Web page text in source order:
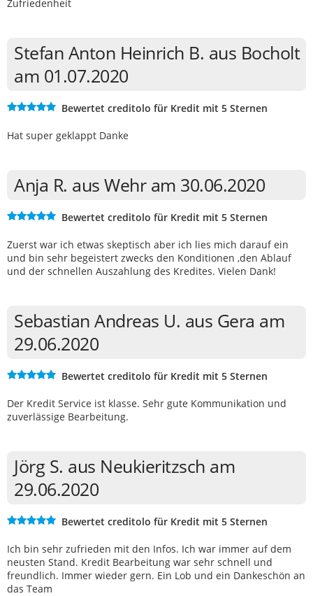
Zufriedenheit
Stefan Anton Heinrich B. aus Bocholt
am 01.07.2020
Bewertet creditolo für Kredit mit 5 Sternen
Hat super geklappt Danke
Anja R. aus Wehr am 30.06.2020
Bewertet creditolo für Kredit mit 5 Sternen
Zuerst war ich etwas skeptisch aber ich lies mich darauf ein
und bin sehr begeistert zwecks den Konditionen ,den Ablauf
und der schnellen Auszahlung des Kredites. Vielen Dank!
Sebastian Andreas U. aus Gera am
29.06.2020
Bewertet creditolo für Kredit mit 5 Sternen
Der Kredit Service ist klasse. Sehr gute Kommunikation und
zuverlässige Bearbeitung.
Jörg S. aus Neukieritzsch am
29.06.2020
Bewertet creditolo für Kredit mit 5 Sternen
Ich bin sehr zufrieden mit den Infos. Ich war immer auf dem
neusten Stand. Kredit Bearbeitung war sehr schnell und
freundlich. Immer wieder gern. Ein Lob und ein Dankeschön an
das Team